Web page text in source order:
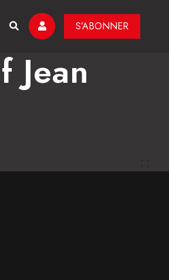
S’ABONNER
Jean